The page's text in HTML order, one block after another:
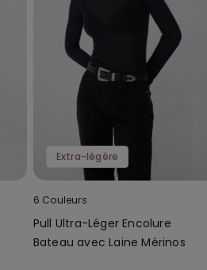
Extra-légère
6 Couleurs
Pull Ultra-Léger Encolure
Bateau avec Laine Mérinos